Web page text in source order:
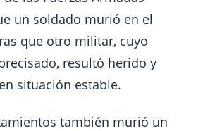
un soldado murió en el
que otro militar, cuyo
resultó herido y
situación estable.
también murió un